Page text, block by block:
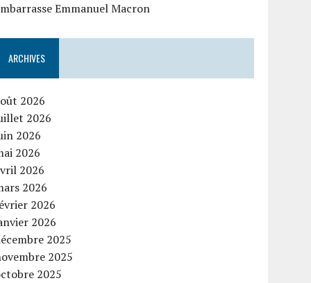
Emmanuel Macron
ARCHIVES
2026
2026
2026
2026
2026
2026
2026
2026
2025
2025
2025